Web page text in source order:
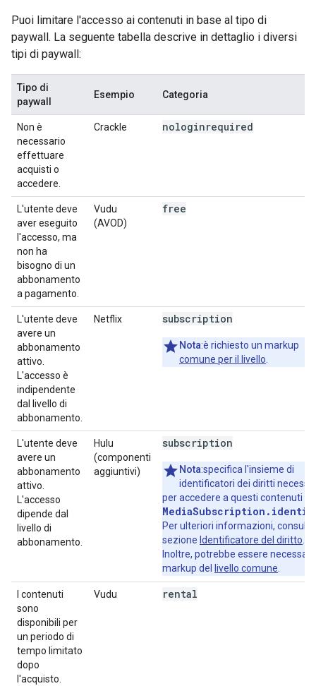
Puoi limitare l'accesso ai contenuti in base al tipo di
paywall. La seguente tabella descrive in dettaglio i diversi
tipi di paywall:
Tipo di
paywall
Esempio Categoria
Non è
necessario
effettuare
acquisti o
accedere.
Crackle nologinrequired
L'utente deve
aver eseguito
l'accesso, ma
non ha
bisogno di un
abbonamento
a pagamento.
Vudu
(AVOD)
free
L'utente deve
avere un
abbonamento
attivo.
L'accesso è
indipendente
dal livello di
abbonamento.
Netflix subscription
Nota:è richiesto un markup
comune per il livello
L'utente deve
avere un
abbonamento
attivo.
L'accesso
dipende dal
livello di
abbonamento.
Hulu
(componenti
aggiuntivi)
subscription
Nota:specifica l'insieme di
identificatori dei diritti
per accedere a questi contenuti
Per ulteriori informazioni,
sezione Identificatore del diritto
Inoltre, potrebbe essere
markup del
livello comune
I contenuti
sono
disponibili per
un periodo di
tempo limitato
dopo
l'acquisto.
Vudu rental